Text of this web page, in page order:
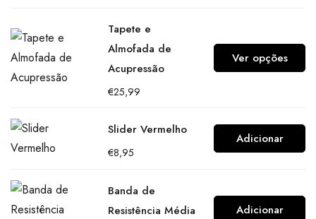
Tapete e
Almofada de
Acupressão
€25,99
Ver opções
Slider Vermelho
€8,95
Adicionar
Banda de
Resistência Média
Adicionar